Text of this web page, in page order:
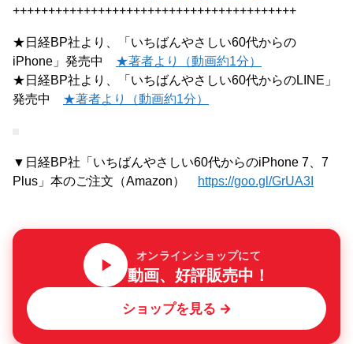
++++++++++++++++++++++++++++++++++++++++
★日経BP社より、「いちばんやさしい60代からの
iPhone」発売中 ★著者より（動画約1分）
★日経BP社より、「いちばんやさしい60代からのLINE」
発売中 ★著者より（動画約1分）
▼日経BP社「いちばんやさしい60代からのiPhone 7、7
Plus」本のご注文（Amazon）
https://goo.gl/GrUA3I
オンラインショップにて
動画、好評販売中！
ショップを見る →